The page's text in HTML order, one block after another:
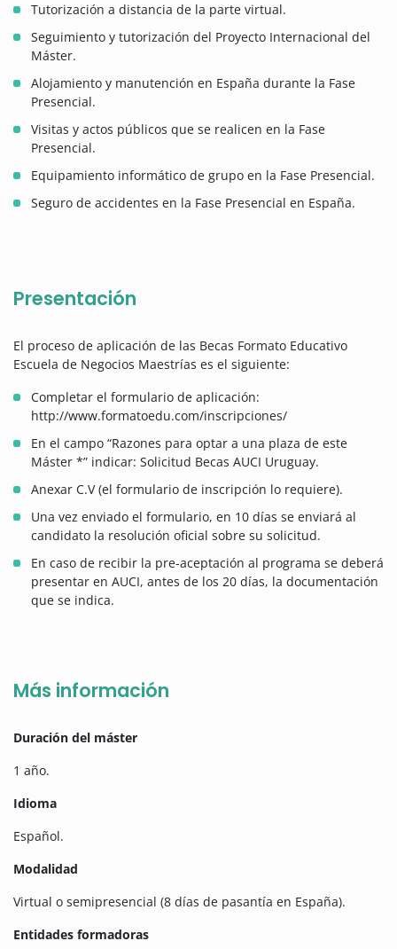
Tutorización a distancia de la parte virtual.
Seguimiento y tutorización del Proyecto Internacional del
Máster.
Alojamiento y manutención en España durante la Fase
Presencial.
Visitas y actos públicos que se realicen en la Fase
Presencial.
Equipamiento informático de grupo en la Fase Presencial.
Seguro de accidentes en la Fase Presencial en España.
Presentación
El proceso de aplicación de las Becas Formato Educativo
Escuela de Negocios Maestrías es el siguiente:
Completar el formulario de aplicación:
http://www.formatoedu.com/inscripciones/
En el campo “Razones para optar a una plaza de este
Máster *” indicar: Solicitud Becas AUCI Uruguay.
Anexar C.V (el formulario de inscripción lo requiere).
Una vez enviado el formulario, en 10 días se enviará al
candidato la resolución oficial sobre su solicitud.
En caso de recibir la pre-aceptación al programa se deberá
presentar en AUCI, antes de los 20 días, la documentación
que se indica.
Más información
Duración del máster
1 año.
Idioma
Español.
Modalidad
Virtual o semipresencial (8 días de pasantía en España).
Entidades formadoras